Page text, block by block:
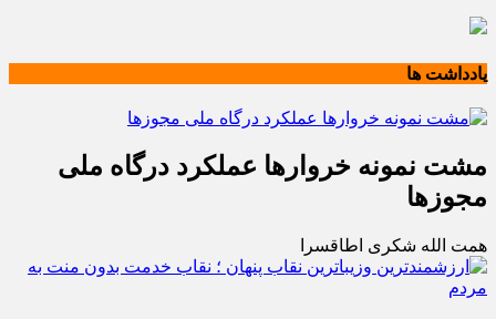
یادداشت ها
مشت نمونه خروارها عملکرد درگاه ملی
مجوزها
همت الله شکری اطاقسرا